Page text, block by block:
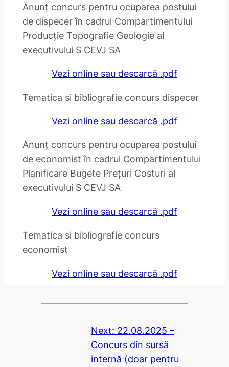
Anunț concurs pentru ocuparea postului
de dispecer în cadrul Compartimentului
Producție Topografie Geologie al
executivului S CEVJ SA
Vezi online sau descarcă .pdf
Tematica si bibliografie concurs dispecer
Vezi online sau descarcă .pdf
Anunț concurs pentru ocuparea postului
de economist în cadrul Compartimentului
Planificare Bugete Prețuri Costuri al
executivului S CEVJ SA
Vezi online sau descarcă .pdf
Tematica si bibliografie concurs
economist
Vezi online sau descarcă .pdf
Next: 22.08.2025 –
Concurs din sursă
internă (doar pentru